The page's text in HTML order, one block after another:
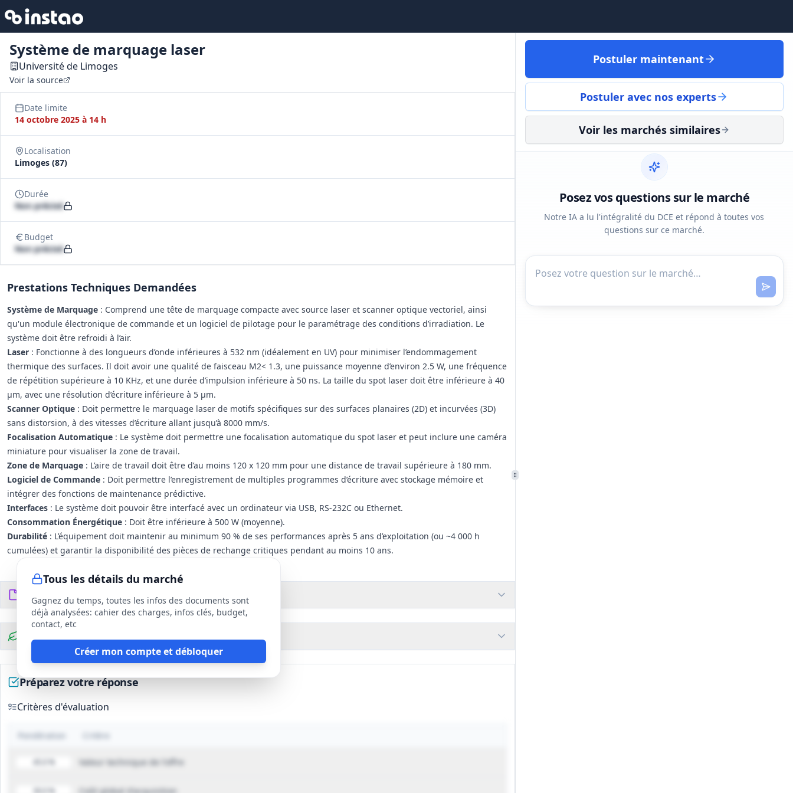
Système de marquage laser
Université de Limoges
Voir la source
Date limite
14 octobre 2025 à 14 h
Localisation
Limoges (87)
Durée
Non précisé
Budget
Non précisé
Prestations Techniques Demandées
Système de Marquage : Comprend une tête de marquage compacte avec source laser et scanner optique vectoriel, ainsi
qu'un module électronique de commande et un logiciel de pilotage pour le paramétrage des conditions d’irradiation. Le
système doit être refroidi à l’air.
Laser : Fonctionne à des longueurs d’onde inférieures à 532 nm (idéalement en UV) pour minimiser l’endommagement
thermique des surfaces. Il doit avoir une qualité de faisceau M2< 1.3, une puissance moyenne d’environ 2.5 W, une fréquence
de répétition supérieure à 10 KHz, et une durée d’impulsion inférieure à 50 ns. La taille du spot laser doit être inférieure à 40
µm, avec une résolution d’écriture inférieure à 5 µm.
Scanner Optique : Doit permettre le marquage laser de motifs spécifiques sur des surfaces planaires (2D) et incurvées (3D)
sans distorsion, à des vitesses d’écriture allant jusqu’à 8000 mm/s.
Focalisation Automatique : Le système doit permettre une focalisation automatique du spot laser et peut inclure une caméra
miniature pour visualiser la zone de travail.
Zone de Marquage : L’aire de travail doit être d’au moins 120 x 120 mm pour une distance de travail supérieure à 180 mm.
Logiciel de Commande : Doit permettre l’enregistrement de multiples programmes d’écriture avec stockage mémoire et
intégrer des fonctions de maintenance prédictive.
Interfaces : Le système doit pouvoir être interfacé avec un ordinateur via USB, RS-232C ou Ethernet.
Consommation Énergétique : Doit être inférieure à 500 W (moyenne).
Durabilité : L’équipement doit maintenir au minimum 90 % de ses performances après 5 ans d’exploitation (ou ~4 000 h
cumulées) et garantir la disponibilité des pièces de rechange critiques pendant au moins 10 ans.
Tous les détails du marché
Gagnez du temps, toutes les infos des documents sont
déjà analysées: cahier des charges, infos clés, budget,
contact, etc
Créer mon compte et débloquer
Documents du DCE
Clauses environnementales
Préparez votre réponse
Critères d'évaluation
Pondération Critère
Valeur technique de l'offre
Postuler maintenant
Postuler avec nos experts
Voir les marchés similaires
Posez vos questions sur le marché
Notre IA a lu l'intégralité du DCE et répond à toutes vos
questions sur ce marché.